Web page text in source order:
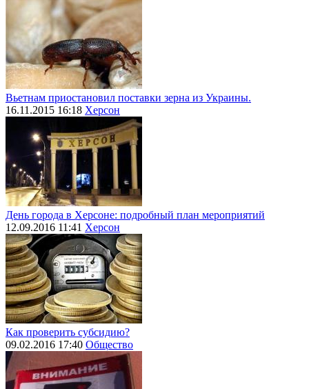
Вьетнам приостановил поставки зерна из Украины.
16.11.2015 16:18 Херсон
День города в Херсоне: подробный план мероприятий
12.09.2016 11:41 Херсон
Как проверить субсидию?
09.02.2016 17:40 Общество